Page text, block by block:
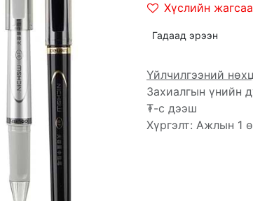
Хүслийн
Гадаад эрээн
Үйлчилгээний
Захиалгын үнийн
₮-с дээш
Хүргэлт: Ажлын 1